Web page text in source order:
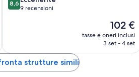
su
8,6
9 recensioni
Il
prezzo
attuale
102 €
tasse e oneri inclusi
3 set - 4 set
strutture simili